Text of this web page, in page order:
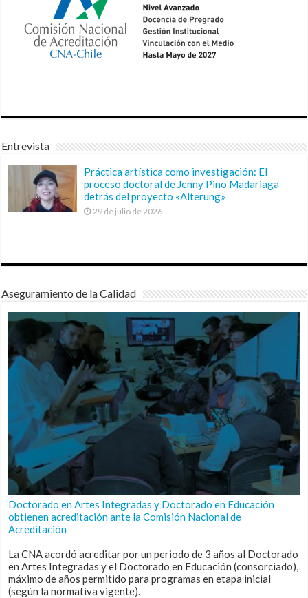
Entrevista
Práctica artística como investigación: El
proceso doctoral de Jenny Pino Madariaga
detrás del proyecto «Alterung»
29 de julio de 2026
Aseguramiento de la Calidad
Doctorado en Artes Integradas y Doctorado en Educación
obtienen acreditación ante la Comisión Nacional de
Acreditación
La CNA acordó acreditar por un periodo de 3 años al Doctorado
en Artes Integradas y el Doctorado en Educación (consorciado),
máximo de años permitido para programas en etapa inicial
(según la normativa vigente).